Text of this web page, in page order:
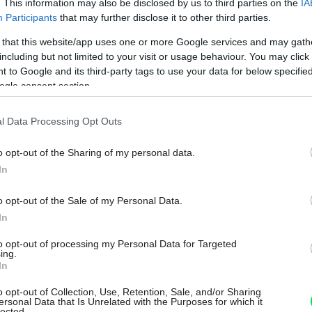
This information may also be disclosed by us to third parties on the
Participants that may further disclose it to other third parties.
that this website/app uses one or more Google services and may
but not limited to your visit or usage behaviour. You may
to Google and its third-party tags to use your data for below
consent section.
Data Processing Opt Outs
opt-out of the Sharing of my personal data.
opt-out of the Sale of my Personal Data.
opt-out of processing my Personal Data for Targeted
opt-out of Collection, Use, Retention, Sale, and/or Sharing
Data that Is Unrelated with the Purposes for which it
podľa toho, komu slúžia.
lodičky a kabelky a inak pánske
veci sú poruke, ak ich uložíte do výšky
pásom a kolenami. Toaletný stolík
určite využijú. Stolíku vysokému 70 cm
spálni, samozrejme, veľká a pohodlná
priestory v jej vnútri. Nočné stolíky po
a dajú priestor lampe na čítanie.